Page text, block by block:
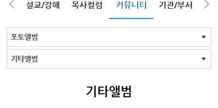
내 설교/강해 목사컬럼 커뮤니티 기관/부서 선
최근등록자료
자유게시판
교회소식
성도컬럼
새가족사진
새가족가이드
포토앨범
찬양쉼터
신앙도서
성경읽기퀴즈
기도부탁
포토앨범 전체
목회자
주일학교
중고등부
청장년부
형제모임
자매모임
가족
행사
교회모습
기타앨범
기타앨범